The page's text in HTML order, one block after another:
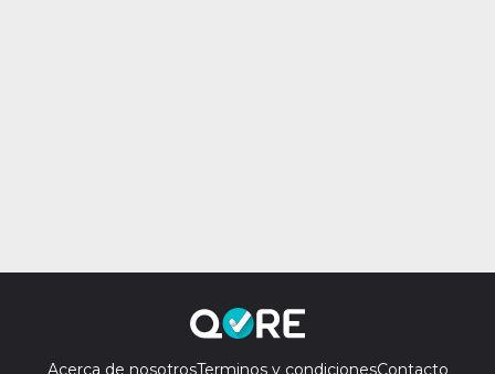
Acerca de nosotrosTerminos y condicionesContacto